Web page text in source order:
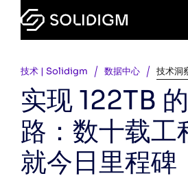
技术 | Solidigm 数据中心 技术洞
实现 122TB
路：数十载工
就今日里程碑